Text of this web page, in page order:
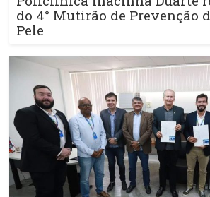
do 4° Mutirão de Prevenção
Pele